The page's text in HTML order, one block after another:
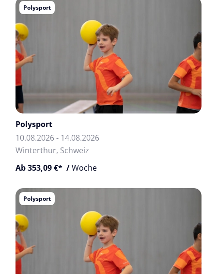
Polysport
Polysport
10.08.2026 - 14.08.2026
Winterthur, Schweiz
Ab 353,09 €* /Woche
Polysport